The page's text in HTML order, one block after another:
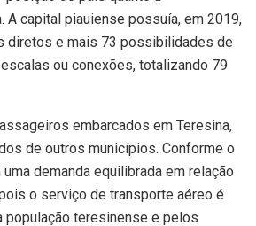
A capital piauiense possuía, em 2019,
diretos e mais 73 possibilidades de
ou conexões, totalizando 79
embarcados em Teresina,
de outros municípios. Conforme o
demanda equilibrada em relação
o serviço de transporte aéreo é
população teresinense e pelos